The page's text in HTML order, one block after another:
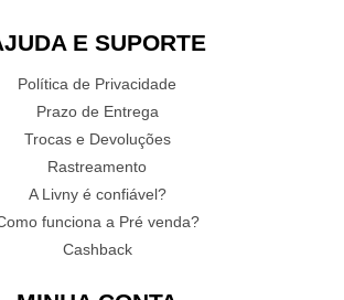
E SUPORTE
Política de Privacidade
Prazo de Entrega
Trocas e Devoluções
Rastreamento
A Livny é confiável?
funciona a Pré venda?
Cashback